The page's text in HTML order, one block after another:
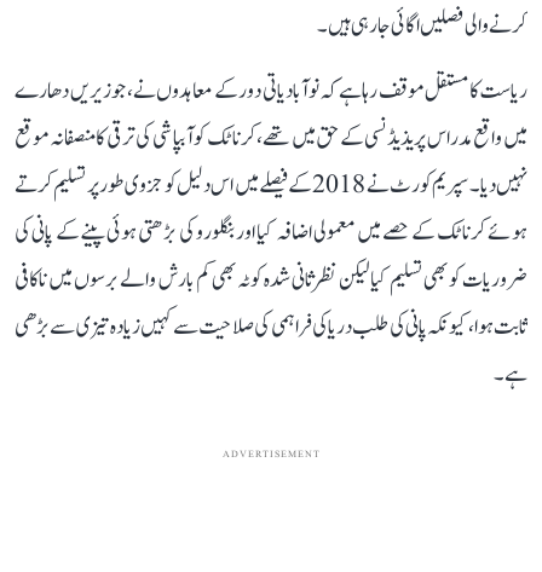
کرنے والی فصلیں اگائی جا رہی ہیں۔
ریاست کا مستقل موقف رہا ہے کہ نوآبادیاتی دور کے معاہدوں نے، جو زیریں دھارے
میں واقع مدراس پریذیڈنسی کے حق میں تھے، کرناٹک کو آبپاشی کی ترقی کا منصفانہ موقع
نہیں دیا۔ سپریم کورٹ نے 2018 کے فیصلے میں اس دلیل کو جزوی طور پر تسلیم کرتے
ہوئے کرناٹک کے حصے میں معمولی اضافہ کیا اور بنگلورو کی بڑھتی ہوئی پینے کے پانی کی
ضروریات کو بھی تسلیم کیا لیکن نظرثانی شدہ کوٹہ بھی کم بارش والے برسوں میں ناکافی
ثابت ہوا، کیونکہ پانی کی طلب دریا کی فراہمی کی صلاحیت سے کہیں زیادہ تیزی سے بڑھی
ہے۔
ADVERTISEMENT